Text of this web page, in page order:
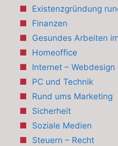
Existenzgründung
Finanzen
Gesundes Arbeiten
Homeoffice
Internet – Webdesign
PC und Technik
Rund ums Marketing
Sicherheit
Soziale Medien
Steuern – Recht